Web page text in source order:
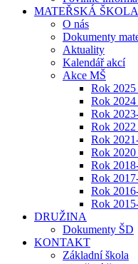
MATEŘSKÁ ŠKOLA
O nás
Dokumenty
Aktuality
Kalendář akcí
Akce MŠ
Rok
Rok
Rok
Rok
Rok
Rok 2020
Rok
Rok
Rok
Rok
DRUŽINA
Dokumenty ŠD
KONTAKT
Základní škola